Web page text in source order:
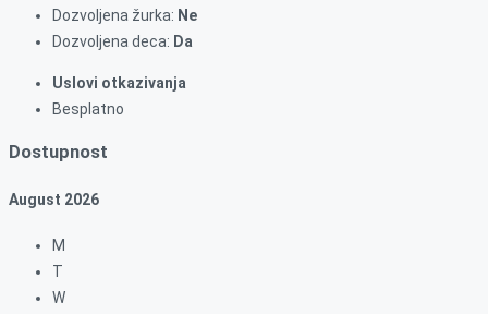
Dozvoljena žurka: Ne
Dozvoljena deca: Da
Uslovi otkazivanja
Besplatno
Dostupnost
August 2026
M
T
W